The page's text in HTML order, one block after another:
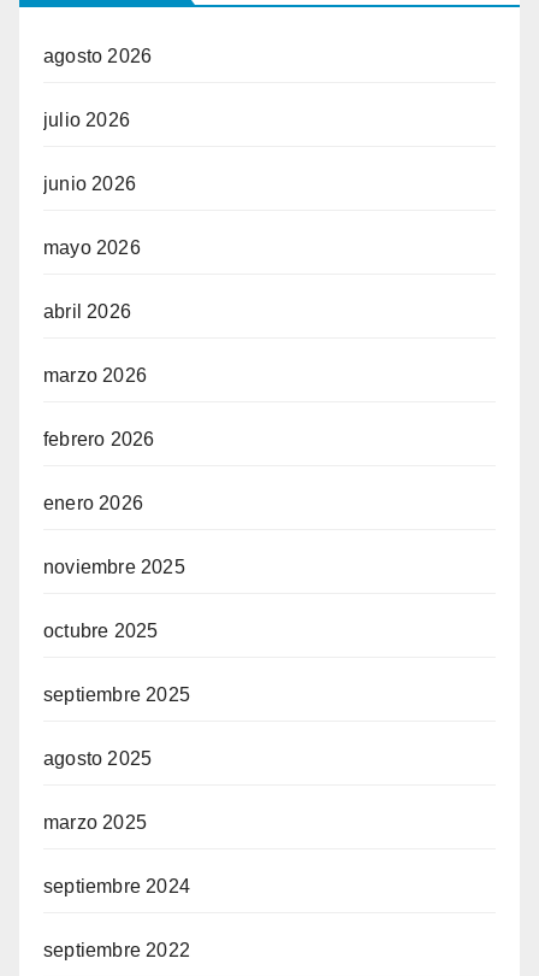
agosto 2026
julio 2026
junio 2026
mayo 2026
abril 2026
marzo 2026
febrero 2026
enero 2026
noviembre 2025
octubre 2025
septiembre 2025
agosto 2025
marzo 2025
septiembre 2024
septiembre 2022